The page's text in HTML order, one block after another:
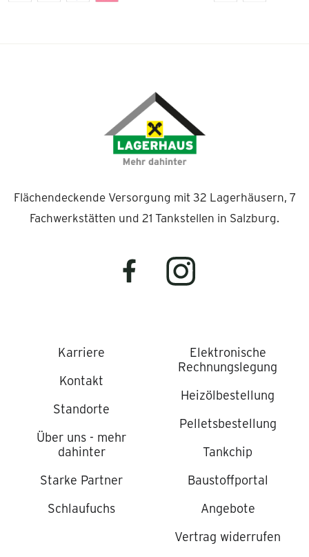
Flächendeckende Versorgung mit 32 Lagerhäusern, 7
Fachwerkstätten und 21 Tankstellen in Salzburg.
Karriere
Kontakt
Standorte
Über uns - mehr
dahinter
Starke Partner
Schlaufuchs
Elektronische
Rechnungslegung
Heizölbestellung
Pelletsbestellung
Tankchip
Baustoffportal
Angebote
Vertrag widerrufen